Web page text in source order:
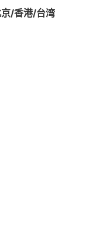
/香港/台湾